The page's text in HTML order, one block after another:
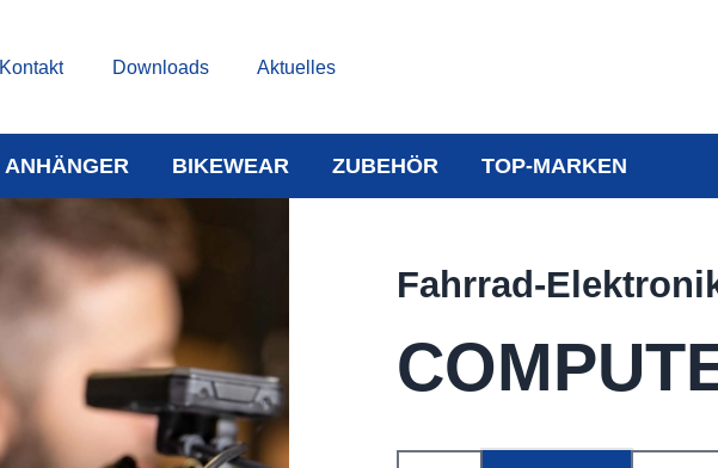
Kontakt Downloads Aktuelles
ANHÄNGER BIKEWEAR ZUBEHÖR TOP-MARKEN
Fahrrad-